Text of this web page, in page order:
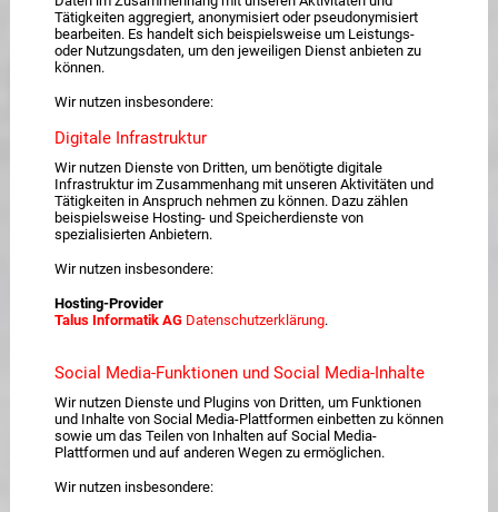
Tätigkeiten aggregiert, anonymisiert oder pseudonymisiert
bearbeiten. Es handelt sich beispielsweise um Leistungs-
oder Nutzungsdaten, um den jeweiligen Dienst anbieten zu
können.
Wir nutzen insbesondere:
Digitale Infrastruktur
Wir nutzen Dienste von Dritten, um benötigte digitale
Infrastruktur im Zusammenhang mit unseren Aktivitäten und
Tätigkeiten in Anspruch nehmen zu können. Dazu zählen
beispielsweise Hosting- und Speicherdienste von
spezialisierten Anbietern.
Wir nutzen insbesondere:
Hosting-Provider
Talus Informatik AG Datenschutzerklärung.
Social Media-Funktionen und Social Media-Inhalte
Wir nutzen Dienste und Plugins von Dritten, um Funktionen
und Inhalte von Social Media-Plattformen einbetten zu können
sowie um das Teilen von Inhalten auf Social Media-
Plattformen und auf anderen Wegen zu ermöglichen.
Wir nutzen insbesondere: